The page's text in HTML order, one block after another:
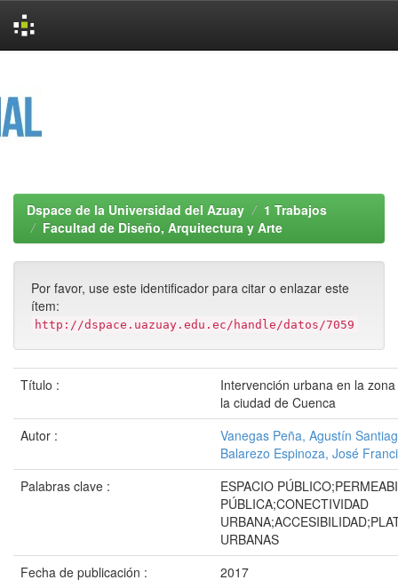
Dspace de la Universidad del Azuay
1 Trabajos
Facultad de Diseño, Arquitectura y Arte
Por favor, use este identificador para citar o enlazar este
ítem:
http://dspace.uazuay.edu.ec/handle/datos/7059
Título :
Intervención urbana en la
la ciudad de Cuenca
Autor :
Vanegas Peña, Agustín
Balarezo Espinoza, José
Palabras clave :
ESPACIO
PÚBLICA;CONECTIVIDAD
URBANAS
Fecha de publicación :
2017